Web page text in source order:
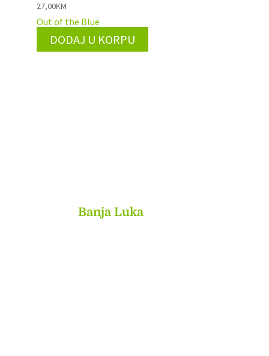
27,00KM
Out of the Blue
DODAJ U KORPU
Banja Luka